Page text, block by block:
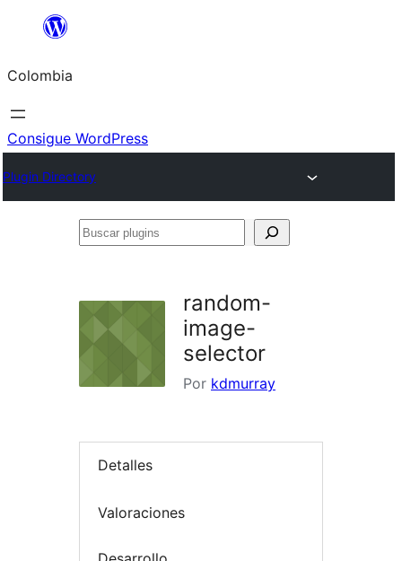
Saltar
contenido
Colombia
Consigue WordPress
Plugin Directory
Buscar
random-
image-
selector
Por kdmurray
Detalles
Valoraciones